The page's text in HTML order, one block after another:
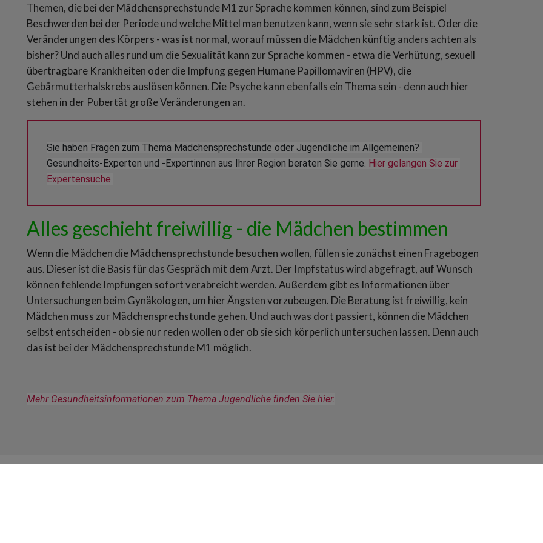
Themen, die bei der Mädchensprechstunde M1 zur Sprache kommen können, sind zum Beispiel
Beschwerden bei der Periode und welche Mittel man benutzen kann, wenn sie sehr stark ist. Oder die
Veränderungen des Körpers - was ist normal, worauf müssen die Mädchen künftig anders achten als
bisher? Und auch alles rund um die Sexualität kann zur Sprache kommen - etwa die Verhütung, sexuell
übertragbare Krankheiten oder die Impfung gegen Humane Papillomaviren (HPV), die
Gebärmutterhalskrebs auslösen können. Die Psyche kann ebenfalls ein Thema sein - denn auch hier
stehen in der Pubertät große Veränderungen an.
Sie haben Fragen zum Thema Mädchensprechstunde oder Jugendliche im Allgemeinen?
Gesundheits-Experten und -Expertinnen aus Ihrer Region beraten Sie gerne. Hier gelangen Sie zur
Expertensuche.
Alles geschieht freiwillig - die Mädchen bestimmen
Wenn die Mädchen die Mädchensprechstunde besuchen wollen, füllen sie zunächst einen Fragebogen
aus. Dieser ist die Basis für das Gespräch mit dem Arzt. Der Impfstatus wird abgefragt, auf Wunsch
können fehlende Impfungen sofort verabreicht werden. Außerdem gibt es Informationen über
Untersuchungen beim Gynäkologen, um hier Ängsten vorzubeugen. Die Beratung ist freiwillig, kein
Mädchen muss zur Mädchensprechstunde gehen. Und auch was dort passiert, können die Mädchen
selbst entscheiden - ob sie nur reden wollen oder ob sie sich körperlich untersuchen lassen. Denn auch
das ist bei der Mädchensprechstunde M1 möglich.
Mehr Gesundheitsinformationen zum Thema Jugendliche finden Sie hier.